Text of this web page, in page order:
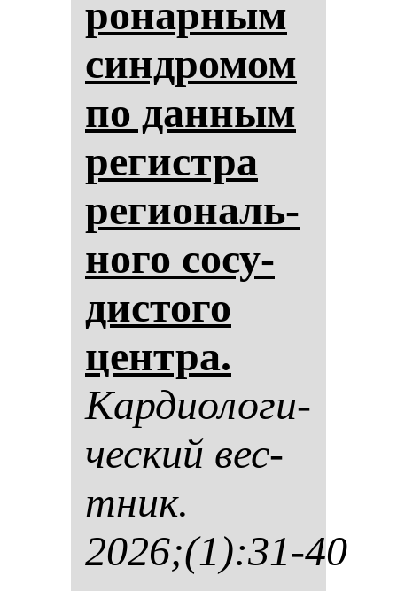
ро­нар­ным
син­дро­мом
по дан­ным
ре­гис­тра
ре­ги­ональ­
но­го со­су­
дис­то­го
цен­тра.
Кар­ди­оло­ги­
чес­кий вес­
тник.
2026;(1):31-40